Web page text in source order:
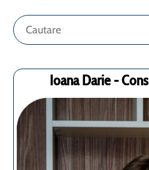
Caută
Ioana Darie -